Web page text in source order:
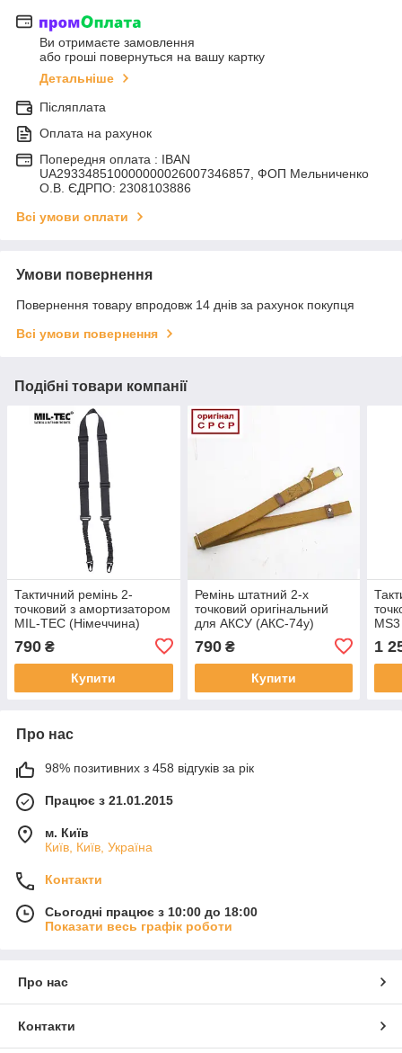
Ви отримаєте замовлення
або гроші повернуться на вашу картку
Детальніше
Післяплата
Оплата на рахунок
Попередня оплата : IBAN
UA293348510000000026007346857, ФОП Мельниченко
О.В. ЄДРПО: 2308103886
Всі умови оплати
Умови повернення
Повернення товару впродовж 14 днів за рахунок покупця
Всі умови повернення
Подібні товари компанії
Тактичний ремінь 2-
точковий з амортизатором
MIL-TEC (Німеччина)
790 ₴
Купити
Ремінь штатний 2-х
точковий оригінальний
для АКСУ (АКС-74у)
790₴
Купити
1
Про нас
98% позитивних з 458 відгуків за рік
Працює з 21.01.2015
м. Київ
Київ, Київ, Україна
Контакти
Сьогодні працює з 10:00 до 18:00
Показати весь графік роботи
Про нас
Контакти